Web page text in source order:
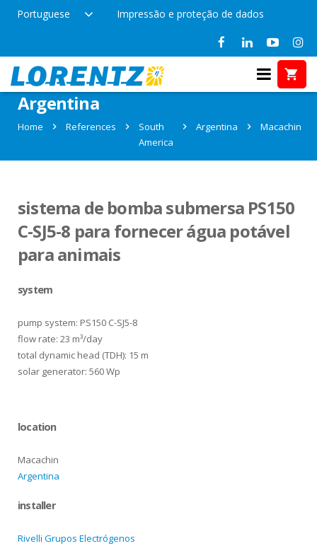
Portuguese Impressão e proteção de dados
References in Macachin,
Argentina
Home References
South
America
Argentina Macachin
sistema de bomba submersa PS150
C-SJ5-8 para fornecer água potável
para animais
system
pump system: PS150 C-SJ5-8
flow rate: 23 m³/day
total dynamic head (TDH): 15 m
solar generator: 560 Wp
location
Macachin
Argentina
installer
Rivelli Grupos Electrógenos